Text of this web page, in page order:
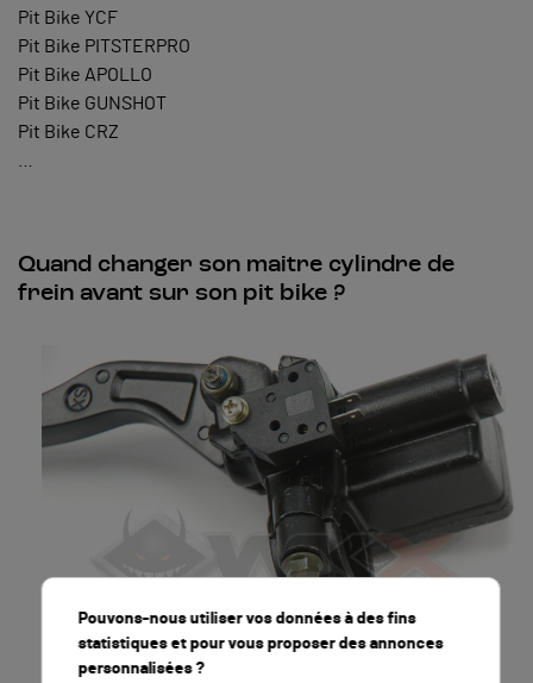
Pit Bike YCF
Pit Bike PITSTERPRO
Pit Bike APOLLO
Pit Bike GUNSHOT
Pit Bike CRZ
Quand changer son maitre cylindre de
frein avant sur son pit bike ?
Pouvons-nous utiliser vos données à des fins
statistiques et pour vous proposer des annonces
personnalisées ?